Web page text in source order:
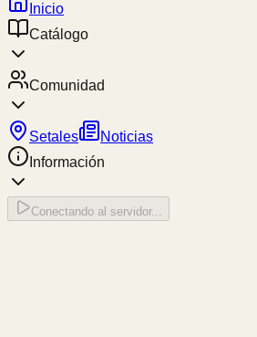
Inicio
Catálogo
Comunidad
Setales
Noticias
Información
Conectando al servidor...